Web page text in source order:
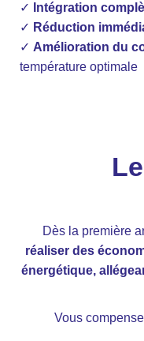
✓
Intégration
✓ Réduction
✓ Amélioration du
température optimale
Dès la première
réaliser des
énergétique,
Vous